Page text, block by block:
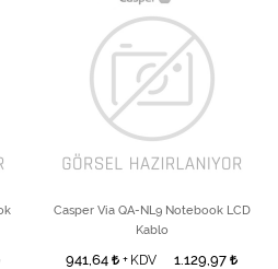
Casper Via QA-NL9 Notebook LCD
Kablo
941,64 + KDV 1.129,97